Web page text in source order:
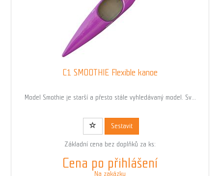
C1 SMOOTHIE Flexible kanoe
Model Smothie je starší a přesto stále vyhledávaný model. Sv...
Kód: 01763
Sestavit
Základní cena bez doplňků za ks:
Cena po přihlášení
Na zakázku